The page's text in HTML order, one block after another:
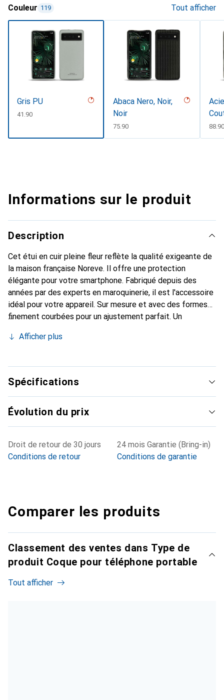
Couleur 119 Tout afficher
Gris PU
CHF
41.90
Abaca Nero, Noir,
Noir
CHF
75.90 CHF
Informations sur le produit
Description
Cet étui en cuir pleine fleur reflète la qualité exigeante de
la maison française Noreve. Il offre une protection
élégante pour votre smartphone. Fabriqué depuis des
années par des experts en maroquinerie, il est l'accessoire
idéal pour votre appareil. Sur mesure et avec des formes
finement courbées pour un ajustement parfait. Un
smartphone. La marque Noreve est reconnue
reste toujours un excellent choix pour le client exigeant.
Afficher plus
Spécifications
Évolution du prix
Droit de retour de 30 jours
Conditions de retour
24 mois Garantie (Bring-in)
Conditions de garantie
Comparer les produits
Classement des ventes dans Type de
produit Coque pour téléphone portable
Tout afficher